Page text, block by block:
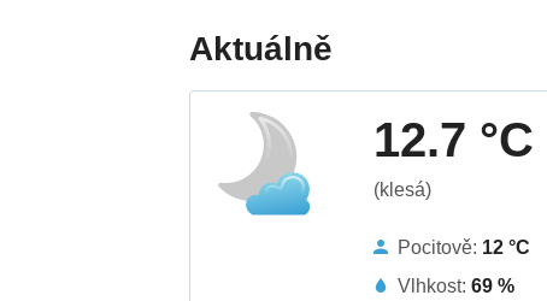
Aktuálně
12.7 °C
(klesá)
Pocitově: 12 °C
Vlhkost:69 %